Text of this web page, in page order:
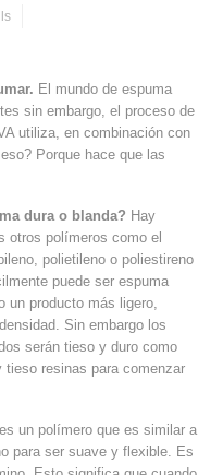
El mundo de espuma
sin embargo, el proceso de
utiliza, en combinación con
Porque hace que las
dura o blanda? Hay
otros polímeros como el
polietileno o poliestireno
puede ser espuma
un producto más ligero,
Sin embargo los
serán tieso y duro como
tieso resinas para comenzar
un polímero que es similar a
para ser suave y flexible. Es